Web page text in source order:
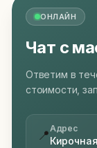
ОНЛАЙН
Чат с
Ответим в
стоимости,
📍Адрес